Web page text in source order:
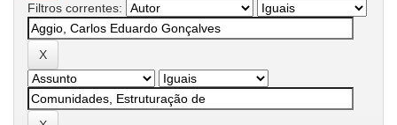
Filtros correntes: